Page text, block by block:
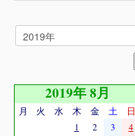
2019年 8月
月 火 水 木 金 土
日
1
2 3
4